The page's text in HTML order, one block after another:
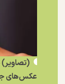
(تصاویر)
عکس‌های